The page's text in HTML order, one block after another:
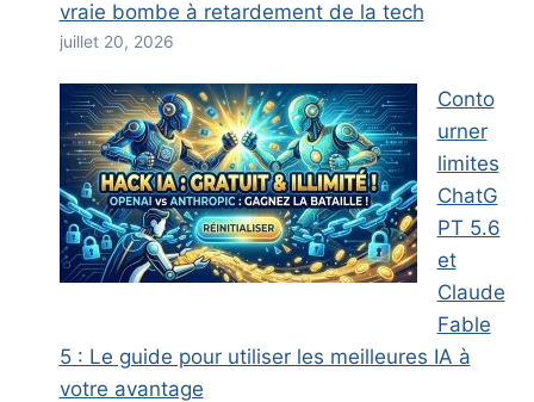
vraie bombe à retardement de la tech
juillet 20, 2026
Conto
urner
limites
ChatG
PT 5.6
et
Claude
Fable
5 : Le guide pour utiliser les meilleures IA à
votre avantage